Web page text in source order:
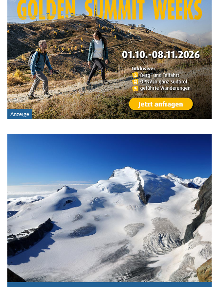
Region:
Gebirge:
Art der Tour:
Kondition (Tourdauer):
von
bis
Suchbegriff: